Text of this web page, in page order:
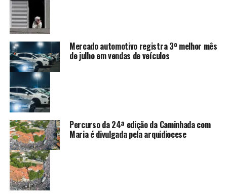
Mercado automotivo registra 3º melhor mês
de julho em vendas de veículos
Percurso da 24ª edição da Caminhada com
Maria é divulgada pela arquidiocese